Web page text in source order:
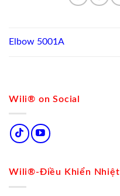
Wili® on Social
Wili®-Điều Khiển Nhiệt
Elbow 5001A